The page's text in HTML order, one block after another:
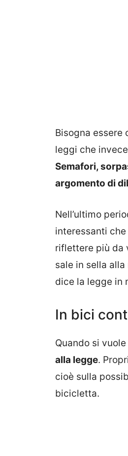
Bisogna essere
leggi che
Semafori,
argomento di
Nell’ultimo
interessanti
riflettere più da
sale in sella
dice la legge in
In bici
Quando si
alla legge.
cioè sulla
bicicletta.